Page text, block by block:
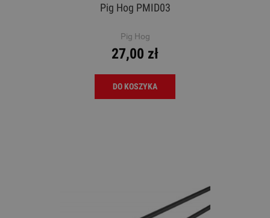
Pig Hog PMID03
Pig Hog
27,00 zł
DO KOSZYKA